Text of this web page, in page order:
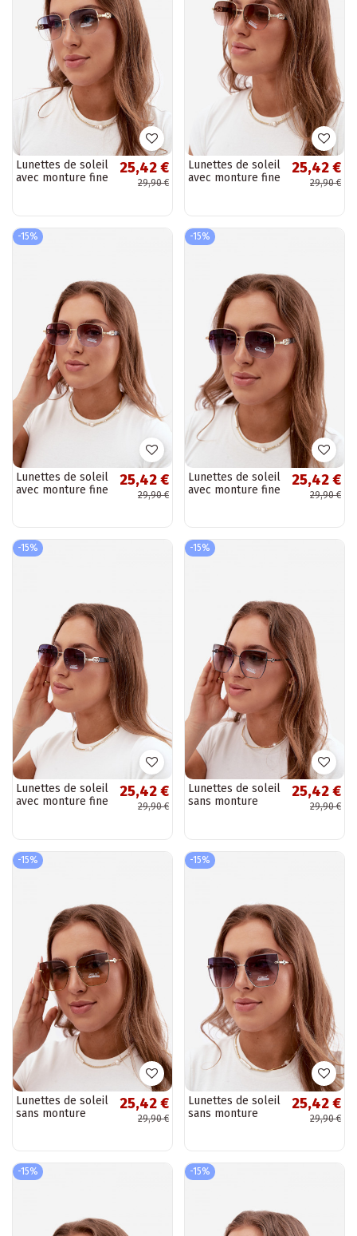
Lunettes de soleil
avec monture fine
25,42 €
29,90 €
Lunettes de soleil
avec monture fine
25,42 €
29,90 €
-15%
Lunettes de soleil
avec monture fine
25,42 €
29,90 €
-15%
Lunettes de soleil
avec monture fine
25,42 €
29,90 €
-15%
Lunettes de soleil
avec monture fine
25,42 €
29,90 €
-15%
Lunettes de soleil
sans monture
25,42 €
29,90 €
-15%
Lunettes de soleil
sans monture
25,42 €
29,90 €
-15%
Lunettes de soleil
sans monture
25,42 €
29,90 €
-15% -15%